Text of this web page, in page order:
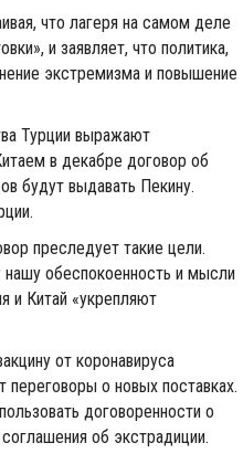
что лагеря на самом деле
и заявляет, что политика,
экстремизма и повышение
Турции выражают
в декабре договор об
будут выдавать Пекину.
преследует такие цели.
обеспокоенность и мысли
и Китай «укрепляют
от коронавируса
о новых поставках.
договоренности о
об экстрадиции.